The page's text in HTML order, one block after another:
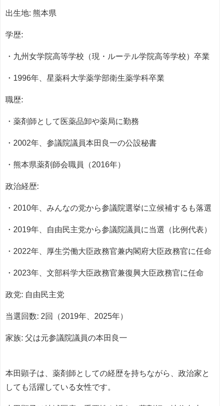
出生地: 熊本県
学歴:
・九州女学院高等学校（現・ルーテル学院高等学校）卒業
・1996年、星薬科大学薬学部衛生薬学科卒業
職歴:
・薬剤師として医薬品卸や薬局に勤務
・2002年、参議院議員本田良一の公設秘書
・熊本県薬剤師会職員（2016年）
政治経歴:
・2010年、みんなの党から参議院選挙に立候補するも落選
・2019年、自由民主党から参議院議員に当選（比例代表）
・2022年、厚生労働大臣政務官兼内閣府大臣政務官に任命
・2023年、文部科学大臣政務官兼復興大臣政務官に任命
政党: 自由民主党
当選回数: 2回（2019年、2025年）
家族: 父は元参議院議員の本田良一
本田顕子は、薬剤師としての経歴を持ちながら、政治家と
しても活躍している女性です。